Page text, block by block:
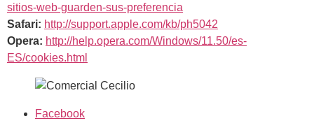
sitios-web-guarden-sus-preferencia
Safari: http://support.apple.com/kb/ph5042
Opera: http://help.opera.com/Windows/11.50/es-
ES/cookies.html
Facebook